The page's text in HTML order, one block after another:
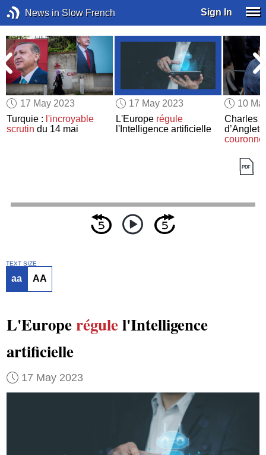
News in Slow French Sign In
17 May 2023
Turquie : l'incroyable
scrutin du 14 mai
17 May 2023
L'Europe régule
l'Intelligence artificielle
10
Charles
couronné
TEXT SIZE
aa AA
L'Europerégulel'Intelligence
artificielle
17 May 2023